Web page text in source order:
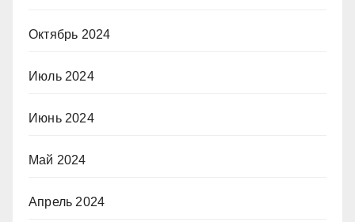
Октябрь 2024
Июль 2024
Июнь 2024
Май 2024
Апрель 2024